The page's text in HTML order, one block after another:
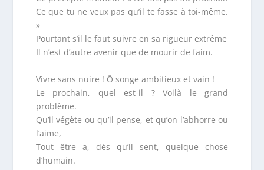
Ce que tu ne veux pas qu’il te fasse à toi-même.
»
Pourtant s’il le faut suivre en sa rigueur extrême
Il n’est d’autre avenir que de mourir de faim.
Vivre sans nuire ! Ô songe ambitieux et vain !
Le prochain, quel est-il ? Voilà le grand
problème.
Qu’il végète ou qu’il pense, et qu’on l’abhorre ou
l’aime,
Tout être a, dès qu’il sent, quelque chose
d’humain.